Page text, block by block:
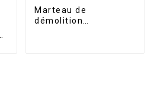
Marteau de
démolition